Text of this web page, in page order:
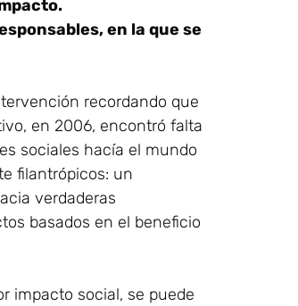
en la que se
recordando que
en 2006, encontró falta
sociales hacía el mundo
filantrópicos: un
verdaderas
basados en el beneficio
impacto social, se puede